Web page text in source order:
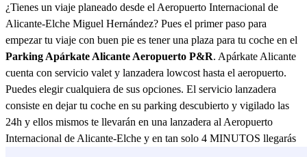
¿Tienes un viaje planeado desde el Aeropuerto Internacional de
Alicante-Elche Miguel Hernández? Pues el primer paso para
empezar tu viaje con buen pie es tener una plaza para tu coche en el
Parking Apárkate Alicante Aeropuerto P&R. Apárkate Alicante
cuenta con servicio valet y lanzadera lowcost hasta el aeropuerto.
Puedes elegir cualquiera de sus opciones. El servicio lanzadera
consiste en dejar tu coche en su parking descubierto y vigilado las
24h y ellos mismos te llevarán en una lanzadera al Aeropuerto
Internacional de Alicante-Elche y en tan solo 4 MINUTOS llegarás